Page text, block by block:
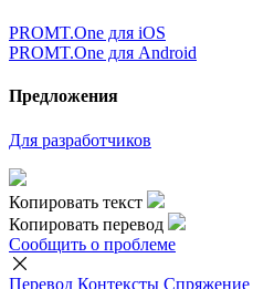
PROMT.One для iOS
PROMT.One для Android
Предложения
Для разработчиков
Копировать текст
Копировать перевод
Сообщить о проблеме
Перевод Контексты Спряжение